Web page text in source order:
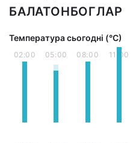
БАЛАТОНБОГЛАР
Температура сьогодні (°С)
02:00 05:00 08:00 11:00